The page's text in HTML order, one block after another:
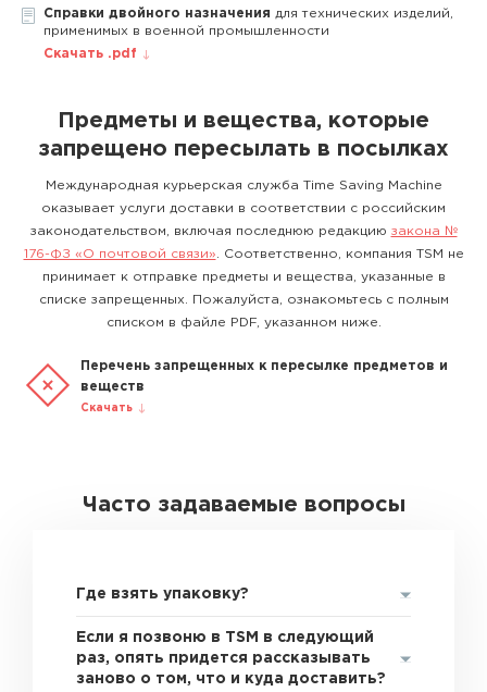
Справки двойного назначения для технических изделий,
применимых в военной промышленности
Скачать .pdf
Предметы и вещества, которые
запрещено пересылать в посылках
Международная курьерская служба Time Saving Machine
оказывает услуги доставки в соответствии с российским
законодательством, включая последнюю редакцию закона №
176-ФЗ «О почтовой связи» . Соответственно, компания TSM не
принимает к отправке предметы и вещества, указанные в
списке запрещенных. Пожалуйста, ознакомьтесь с полным
списком в файле PDF, указанном ниже.
Перечень запрещенных к пересылке предметов и
веществ
Скачать
Часто задаваемые вопросы
Где взять упаковку?
Если я позвоню в TSM в следующий
раз, опять придется рассказывать
заново о том, что и куда доставить?